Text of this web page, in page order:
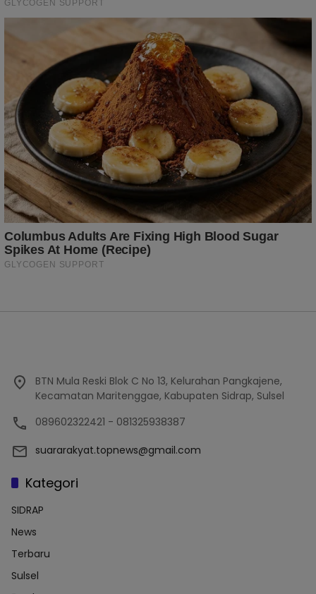
BTN Mula Reski Blok C No 13, Kelurahan Pangkajene,
Kecamatan Maritenggae, Kabupaten Sidrap, Sulsel
089602322421 - 081325938387
suararakyat.topnews@gmail.com
Kategori
SIDRAP
News
Terbaru
Sulsel